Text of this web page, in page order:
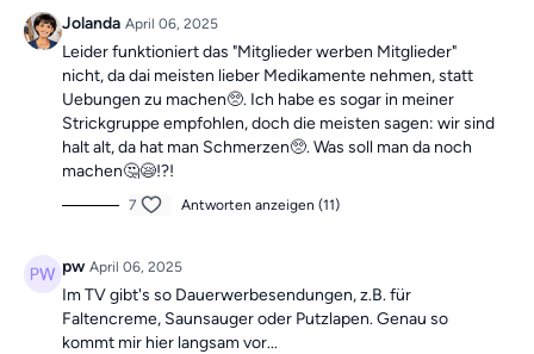
Die Übungen bilden insgesamt ein Ganzkörpertraining mit
verschiedenen Schwerpunkten und sind somit die ideale
Grundlage für einschmerzfreies, gesundes und bewegliches
Leben.
Mach dir keine Sorgen, falls du mal einen Tag verpasst, denn die
Übungseinheiten sind unabhängig voneinander. In der Kategorie
“Vergangene Trainings des Tages”findest du jederzeitalle
vergangen Einheiten.
Jolanda April 06, 2025
Leider funktioniert das "Mitglieder werben Mitglieder"
nicht, da dai meisten lieber Medikamente nehmen, statt
Uebungen zu machen🥺. Ich habe es sogar in meiner
Strickgruppe empfohlen, doch die meisten sagen: wir sind
halt alt, da hat man Schmerzen🥺. Was soll man da noch
machen🤔😪!?!
7 Antworten anzeigen (11)
pw April 06, 2025
Im TV gibt's so Dauerwerbesendungen, z.B. für
Faltencreme, Saunsauger oder Putzlapen. Genau so
kommt mir hier langsam vor...